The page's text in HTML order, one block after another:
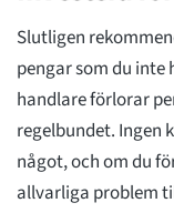
Slutligen
pengar som du
handlare förlorar
regelbundet. Ingen
något, och om du
allvarliga problem